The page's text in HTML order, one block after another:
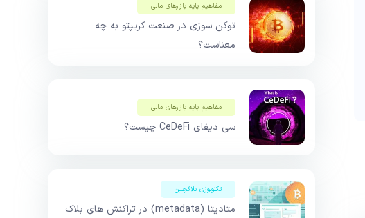
مفاهیم پایه بازار‌های مالی
توکن سوزی در صنعت کریپتو به چه
معناست؟
مفاهیم پایه بازار‌های مالی
سی دیفای CeDeFi چیست؟
تکنولوژی بلاکچین
متادیتا (metadata) در تراکنش های بلاک